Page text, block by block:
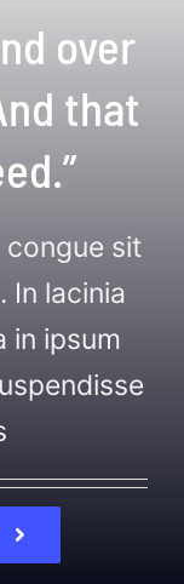
over
that
sit
In lacinia
in ipsum